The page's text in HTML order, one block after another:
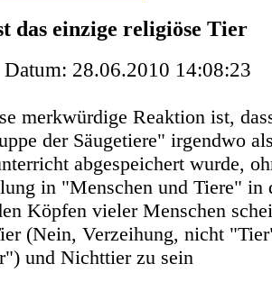
das einzige religiöse Tier
28.06.2010 14:08:23
merkwürdige Reaktion ist,
der Säugetiere" irgendwo
abgespeichert wurde,
in "Menschen und Tiere" in
Köpfen vieler Menschen
(Nein, Verzeihung, nicht
und Nichttier zu sein